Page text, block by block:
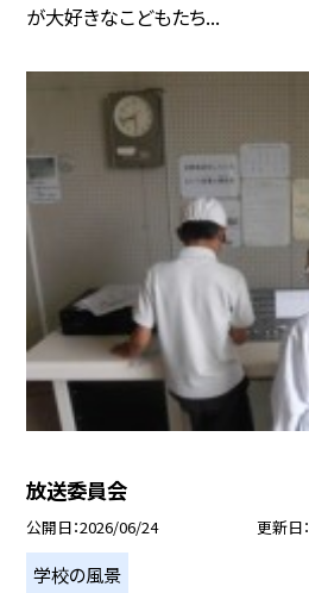
が大好きなこどもたち...
放送委員会
公開日 2026/06/24 更新日
学校の風景